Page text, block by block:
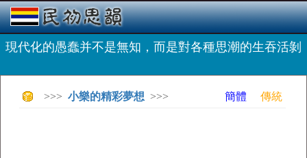
現代化的愚蠢并不是無知，而是對各種思潮的生吞活剝
>>> 小樂的精彩夢想 >>> 簡體 傳統